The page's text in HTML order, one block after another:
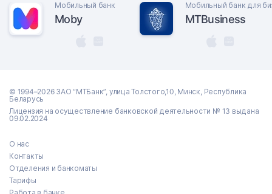
Мобильный банк
Moby
Мобильный банк для
MTBusiness
© 1994–2026 ЗАО “МТБанк”, улица Толстого,10, Минск, Республика
Беларусь
Лицензия на осуществление банковской деятельности № 13 выдана
09.02.2024
О нас
Контакты
Отделения и банкоматы
Тарифы